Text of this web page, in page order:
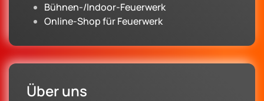
Bühnen-/Indoor-Feuerwerk
Online-Shop für Feuerwerk
Über uns